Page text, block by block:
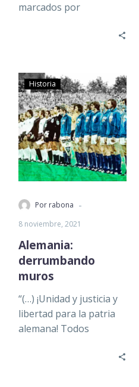
marcados por
la llegada del hombre…
Historia
Por rabona -
8 noviembre, 2021
Alemania:
derrumbando
muros
“(…) ¡Unidad y justicia y
libertad para la patria
alemana! Todos